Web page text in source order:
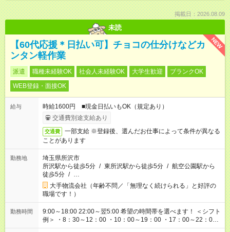
掲載日：2026.08.09
未読
NEW
【60代応援＊日払い可】チョコの仕分けなどカ
ンタン軽作業
派遣 職種未経験OK 社会人未経験OK 大学生歓迎
ブランクOK
WEB登録・面接OK
給与
時給1600円 ■現金日払いもOK（規定あり）
交通費別途支給あり
交通費
一部支給 ※登録後、選んだお仕事によって条件が異なる
ことがあります
勤務地
埼玉県所沢市
所沢駅から徒歩5分 / 東所沢駅から徒歩5分 / 航空公園駅から
徒歩5分 / …
大手物流会社（年齢不問／「無理なく続けられる」と好評の
職場です！）
勤務時間
9:00～18:00 22:00～翌5:00 希望の時間帯を選べます！ ＜シフト
例＞ ・8：30～12：00 ・10：00～19：00 ・17：00～22：00
・13：00～22：00 ・22：00～翌6：00 など